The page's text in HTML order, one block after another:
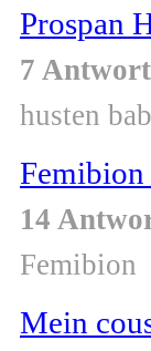
Prospan
7
husten
Femibion
14
Femibion
Mein